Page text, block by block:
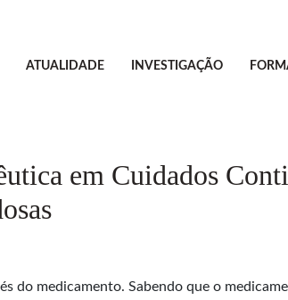
ATUALIDADE INVESTIGAÇÃO
em Cuidados
do medicamento. Sabendo que o